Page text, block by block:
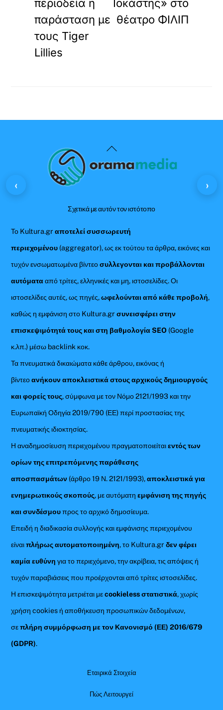
περιοδεία η
παράσταση με
τους Tiger
Lillies
Ιοκάστης» στο
θέατρο ΦΙΛΙΠ
Back
To
Σχετικά με αυτόν τον ιστότοπο
Το Kultura.grαποτελεί συσσωρευτή
περιεχομένου (aggregator), ως εκ τούτου τα άρθρα, εικόνες και
τυχόν ενσωματωμένα βίντεοσυλλεγονται και προβάλλονται
αυτόματααπό τρίτες, ελληνικές και μη, ιστοσελίδες. Οι
ιστοσελίδες αυτές, ως πηγές,ωφελούνται από κάθε προβολή,
καθώς η εμφάνιση στο Kultura.gr συνεισφέρει στην
επισκεψιμότητά τους και στη βαθμολογία SEO (Google
κ.λπ.) μέσω backlink κοκ.
Τα πνευματικά δικαιώματα κάθε άρθρου, εικόνας ή
βίντεοανήκουν αποκλειστικά στους αρχικούς δημιουργούς
και φορείς τους, σύμφωνα με τον Νόμο 2121/1993 και την
Ευρωπαϊκή Οδηγία 2019/790 (ΕΕ) περί προστασίας της
πνευματικής ιδιοκτησίας.
Η αναδημοσίευση περιεχομένου πραγματοποιείταιεντός των
ορίων της επιτρεπόμενης παράθεσης
αποσπασμάτων (άρθρο 19 Ν. 2121/1993),αποκλειστικά για
ενημερωτικούς σκοπούς, με αυτόματηεμφάνιση της πηγής
και συνδέσμουπρος το αρχικό δημοσίευμα.
Επειδή η διαδικασία συλλογής και εμφάνισης περιεχομένου
είναιπλήρως αυτοματοποιημένη, το Kultura.grδεν φέρει
καμία ευθύνη για το περιεχόμενο, την ακρίβεια, τις απόψεις ή
τυχόν παραβιάσεις που προέρχονται από τρίτες ιστοσελίδες.
Η επισκεψιμότητα μετριέται μεcookieless στατιστικά, χωρίς
χρήση cookies ή αποθήκευση προσωπικών δεδομένων,
σεπλήρη συμμόρφωση με τον Κανονισμό (ΕΕ) 2016/679
(GDPR).
Εταιρικά Στοιχεία
Πώς Λειτουργεί
‹ ›